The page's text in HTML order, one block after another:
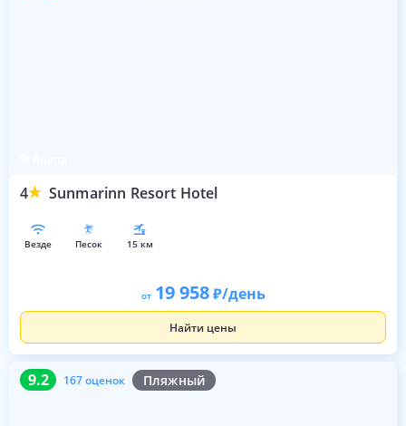
4 Sunmarinn Resort Hotel
везде песок 15 км
от 19 958 /день
Найти цены
9.2 167 оценок Пляжный
9.2 167 оценок